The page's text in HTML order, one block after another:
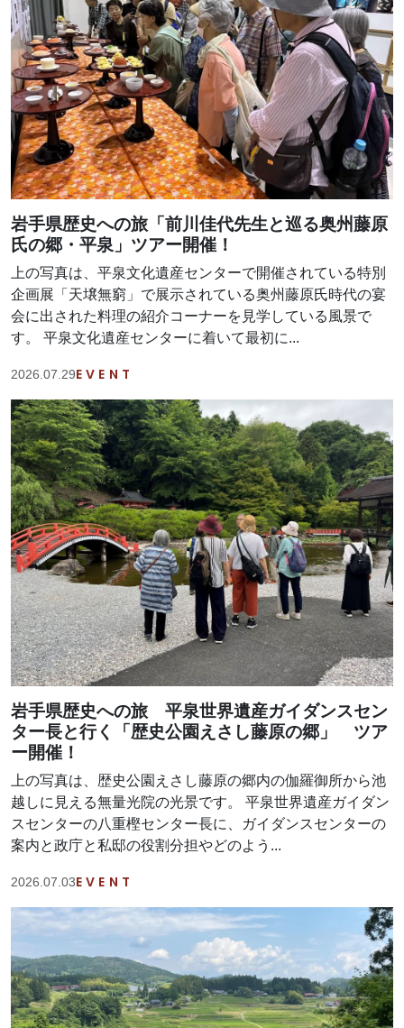
岩手県歴史への旅「前川佳代先生と巡る奥州藤原
氏の郷・平泉」ツアー開催！
上の写真は、平泉文化遺産センターで開催されている特別
企画展「天壌無窮」で展示されている奥州藤原氏時代の宴
会に出された料理の紹介コーナーを見学している風景で
す。 平泉文化遺産センターに着いて最初に...
2026.07.29EVENT
岩手県歴史への旅 平泉世界遺産ガイダンスセン
ター長と行く「歴史公園えさし藤原の郷」 ツア
ー開催！
上の写真は、歴史公園えさし藤原の郷内の伽羅御所から池
越しに見える無量光院の光景です。 平泉世界遺産ガイダン
スセンターの八重樫センター長に、ガイダンスセンターの
案内と政庁と私邸の役割分担やどのよう...
2026.07.03EVENT